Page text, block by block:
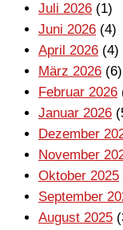
Juli 2026 (1)
Juni 2026 (4)
April 2026 (4)
März 2026 (6)
Februar 2026
Januar 2026
Dezember
November
Oktober 2025
September
August 2025